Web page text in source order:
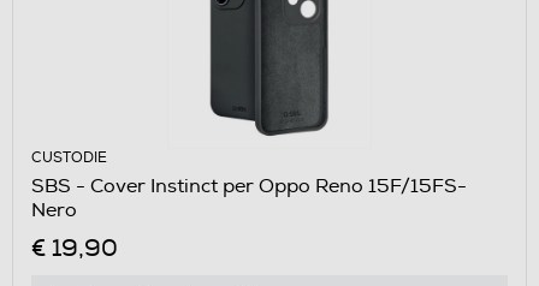
CUSTODIE
SBS - Cover Instinct per Oppo Reno 15F/15FS-
Nero
€ 19,90